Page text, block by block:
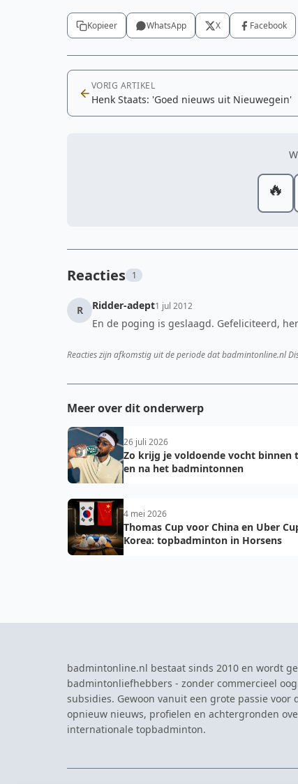
Kopieer WhatsApp X Facebook
VORIG ARTIKEL
Henk Staats: 'Goed nieuws uit Nieuwegein'
🔥
Reacties 1
R Ridder-adept1 jul 2012
En de poging is geslaagd. Gefeliciteerd,
Reacties zijn afkomstig uit de periode dat badmintonline.nl
Meer over dit onderwerp
26 juli 2026
Zo krijg je voldoende vocht binnen
en na het badmintonnen
4 mei 2026
Thomas Cup voor China en Uber
Korea: topbadminton in Horsens
badmintonline.nl bestaat sinds 2010 en wordt
badmintonliefhebbers - zonder commercieel
subsidies. Gewoon vanuit een grote passie voor
opnieuw nieuws, profielen en achtergronden
internationale topbadminton.